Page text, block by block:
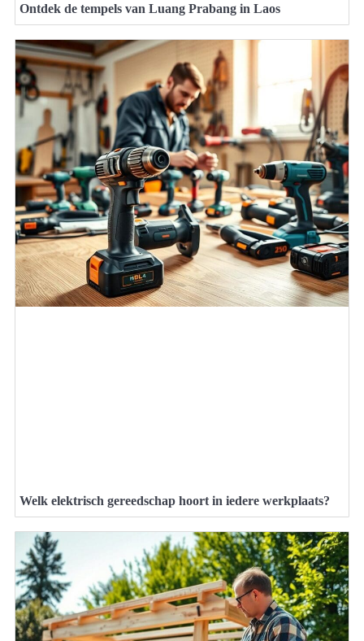
Ontdek de tempels van Luang Prabang in Laos
Welk elektrisch gereedschap hoort in iedere werkplaats?